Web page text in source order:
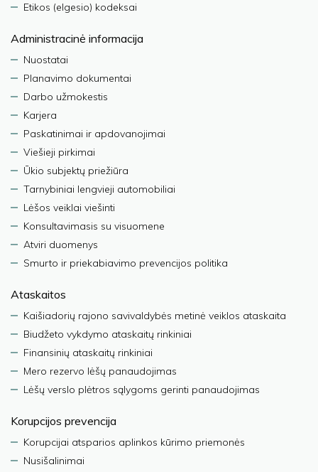
Etikos (elgesio) kodeksai
Administracinė informacija
Nuostatai
Planavimo dokumentai
Darbo užmokestis
Karjera
Paskatinimai ir apdovanojimai
Viešieji pirkimai
Ūkio subjektų priežiūra
Tarnybiniai lengvieji automobiliai
Lėšos veiklai viešinti
Konsultavimasis su visuomene
Atviri duomenys
Smurto ir priekabiavimo prevencijos politika
Ataskaitos
Kaišiadorių rajono savivaldybės metinė veiklos ataskaita
Biudžeto vykdymo ataskaitų rinkiniai
Finansinių ataskaitų rinkiniai
Mero rezervo lėšų panaudojimas
Lėšų verslo plėtros sąlygoms gerinti panaudojimas
Korupcijos prevencija
Korupcijai atsparios aplinkos kūrimo priemonės
Nusišalinimai